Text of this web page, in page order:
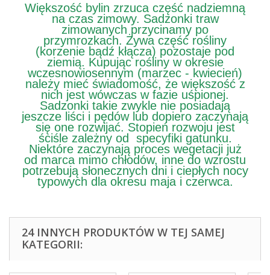
Większość bylin zrzuca część nadziemną
na czas zimowy. Sadzonki traw
zimowanych przycinamy po
przymrozkach. Żywa część rośliny
(korzenie bądź kłącza) pozostaje pod
ziemią. Kupując rośliny w okresie
wczesnowiosennym (marzec - kwiecień)
należy mieć świadomość, że większość z
nich jest wówczas w fazie uśpionej.
Sadzonki takie zwykle nie posiadają
jeszcze liści i pędów lub dopiero zaczynają
się one rozwijać. Stopień rozwoju jest
ściśle zależny od specyfiki gatunku.
Niektóre zaczynają proces wegetacji już
od marca mimo chłodów, inne do wzrostu
potrzebują słonecznych dni i ciepłych nocy
typowych dla okresu maja i czerwca.
24 INNYCH PRODUKTÓW W TEJ SAMEJ
KATEGORII: